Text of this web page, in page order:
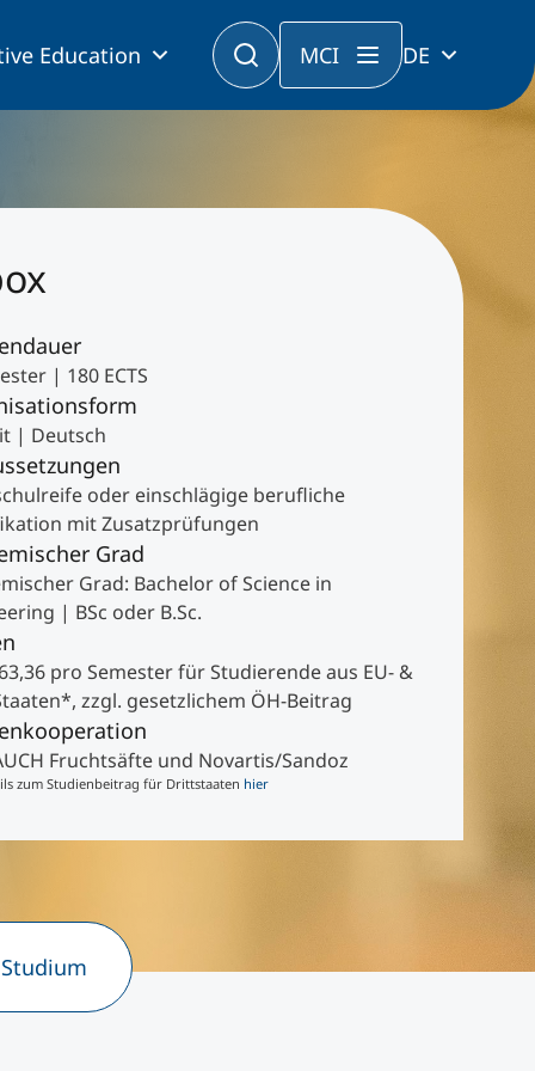
Education MCI DE
| 180 ECTS
| Deutsch
oder einschlägige berufliche
mit Zusatzprüfungen
Grad
Grad: Bachelor of Science in
| BSc oder B.Sc.
pro Semester für Studierende aus EU- &
zzgl. gesetzlichem ÖH-Beitrag
Fruchtsäfte und Novartis/Sandoz
zum Studienbeitrag für Drittstaaten hier